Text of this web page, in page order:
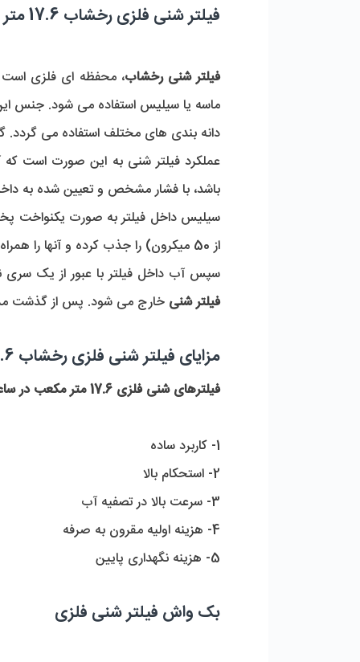
فیلتر شنی فلزی رخشاب 17.6 متر مکعب در ساعت و عملکرد آن
فیلتر شنی رخشاب، محفظه ای فلزی است
ماسه یا سیلیس استفاده می شود. جنس
دانه بندی های مختلف استفاده می گردد.
عملکرد فیلتر شنی به این صورت است
باشد، با فشار مشخص و تعیین شده به
از 50 میکرون) را جذب کرده و آنها را همراه با جریان آب به سمت پایین مخزن به حرکت در می آورد.
سپس آب داخل فیلتر با عبور از یک سری
فیلتر شنی خارج می شود. پس از گذشت مدت
مزایای فیلتر شنی فلزی رخشاب 17.6 متر مکعب در ساعت
فیلترهای شنی فلزی 17.6 متر مکعب در ساعت رخشاب
1- کاربرد ساده
2- استحکام بالا
3- سرعت بالا در تصفیه آب
4- هزینه اولیه مقرون به صرفه
5- هزینه نگهداری پایین
بک واش فیلتر شنی فلزی